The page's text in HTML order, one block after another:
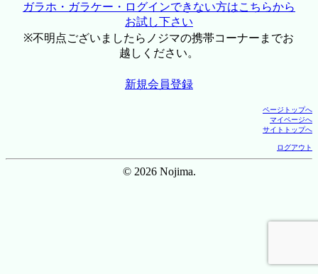
ガラホ・ガラケー・ログインできない方はこちらから
お試し下さい
※不明点ございましたらノジマの携帯コーナーまでお
越しください。
新規会員登録
ページトップへ
マイページへ
サイトトップへ
ログアウト
© 2026 Nojima.